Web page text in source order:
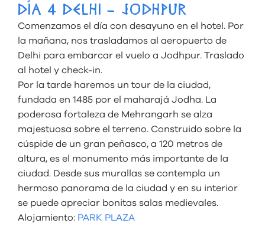
DÍA 4 DELHI – JODHPUR
Comenzamos el día con desayuno en el hotel. Por
la mañana, nos trasladamos al aeropuerto de
Delhi para embarcar el vuelo a Jodhpur. Traslado
al hotel y check-in.
Por la tarde haremos un tour de la ciudad,
fundada en 1485 por el maharajá Jodha. La
poderosa fortaleza de Mehrangarh se alza
majestuosa sobre el terreno. Construido sobre la
cúspide de un gran peñasco, a 120 metros de
altura, es el monumento más importante de la
ciudad. Desde sus murallas se contempla un
hermoso panorama de la ciudad y en su interior
se puede apreciar bonitas salas medievales.
Alojamiento: PARK PLAZA